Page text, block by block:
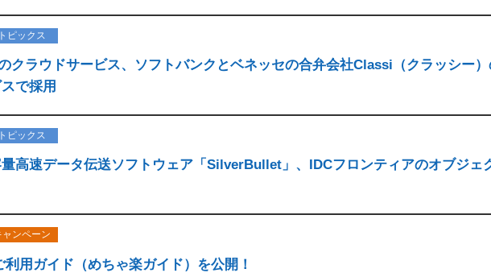
トピックス
クラウドサービス、ソフトバンクとベネッセの合弁会社Classi（クラッシー
で採用
トピックス
量高速データ伝送ソフトウェア「SilverBullet」、IDCフロンティアのオブジェ
ャンペーン
用ガイド（めちゃ楽ガイド）を公開！